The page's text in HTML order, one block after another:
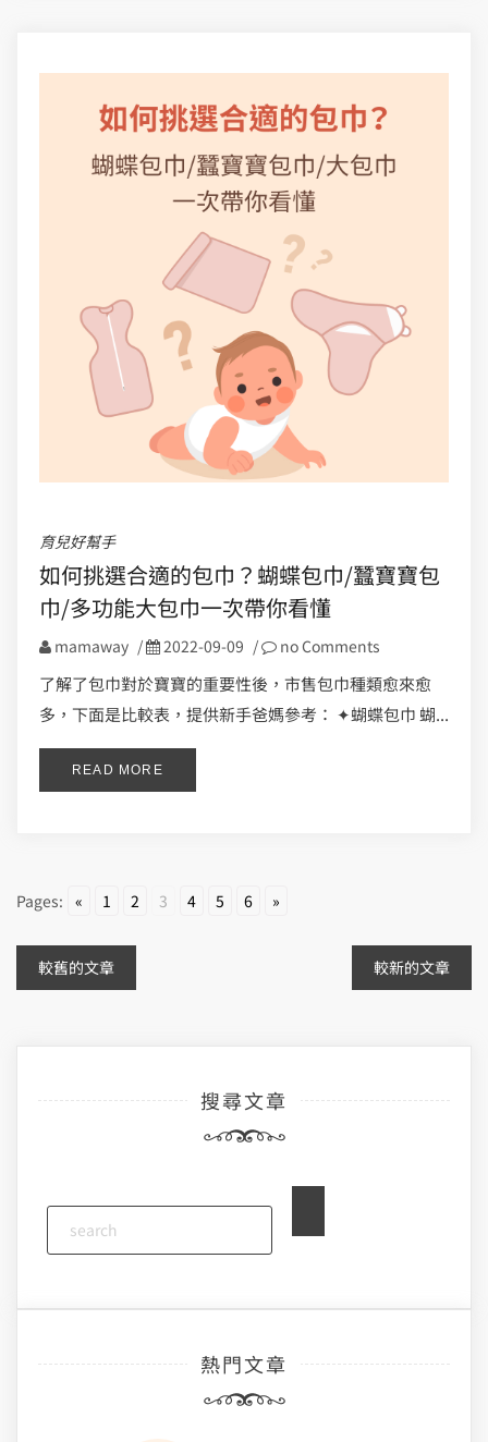
育兒好幫手
如何挑選合適的包巾？蝴蝶包巾/蠶寶寶包
巾/多功能大包巾一次帶你看懂
mamaway / 2022-09-09 / no Comments
了解了包巾對於寶寶的重要性後，市售包巾種類愈來愈
多，下面是比較表，提供新手爸媽參考： ✦蝴蝶包巾 蝴...
READ MORE
Pages: « 1 2 3 4 5 6 »
文
較舊的文章 較新的文章
搜尋文章
熱門文章